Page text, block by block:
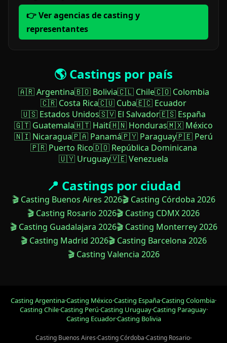
👉 Ver agencias de casting y
representantes
🌎 Castings por país
🇦🇷 Argentina🇧🇴 Bolivia🇨🇱 Chile🇨🇴 Colombia
🇨🇷 Costa Rica🇨🇺 Cuba🇪🇨 Ecuador
🇺🇸 Estados Unidos🇸🇻 El Salvador🇪🇸 España
🇬🇹 Guatemala🇭🇹 Haití🇭🇳 Honduras🇲🇽 México
🇳🇮 Nicaragua🇵🇦 Panamá🇵🇾 Paraguay🇵🇪 Perú
🇵🇷 Puerto Rico🇩🇴 República Dominicana
🇺🇾 Uruguay🇻🇪 Venezuela
📍 Castings por ciudad
🎬 Casting Buenos Aires 2026🎬 Casting Córdoba 2026
🎬 Casting Rosario 2026🎬 Casting CDMX 2026
🎬 Casting Guadalajara 2026🎬 Casting Monterrey 2026
🎬 Casting Madrid 2026🎬 Casting Barcelona 2026
🎬 Casting Valencia 2026
Casting Argentina·Casting México·Casting España·Casting Colombia·
Casting Chile·Casting Perú·Casting Uruguay·Casting Paraguay·
Casting Ecuador·Casting Bolivia
Casting Buenos Aires·Casting Córdoba·Casting Rosario·